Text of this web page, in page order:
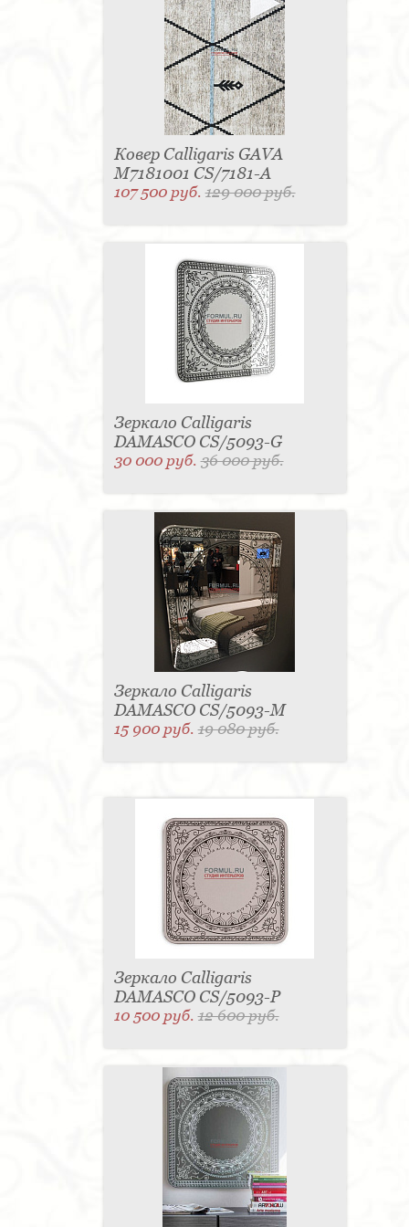
Подставка под зонт - 1
Ковер Calligaris GAVA
M7181001 CS/7181-A
107 500 руб.129 000 руб.
Зеркало Calligaris
DAMASCO CS/5093-G
30 000 руб.36 000 руб.
Зеркало Calligaris
DAMASCO CS/5093-M
15 900 руб.19 080 руб.
Зеркало Calligaris
DAMASCO CS/5093-P
10 500 руб.12 600 руб.